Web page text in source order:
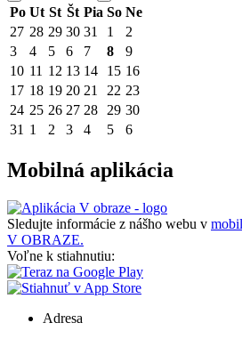
Po Ut St Št Pia So Ne
27 28 29 30 31 1
2
3
4 5 6 7 8
9
10 11 12 13 14 15 16
17 18 19 20 21 22 23
24 25 26 27 28 29 30
31 1 2 3 4 5 6
Mobilná aplikácia
Sledujte informácie z nášho webu v
V OBRAZE.
Voľne k stiahnutiu:
Adresa